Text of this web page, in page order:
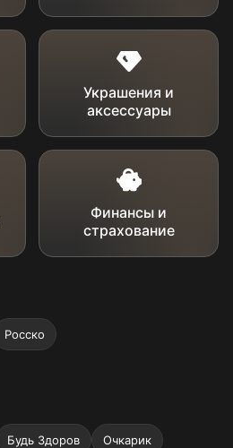
Украшения и
аксессуары
Финансы и
страхование
Росско
Будь Здоров Очкарик